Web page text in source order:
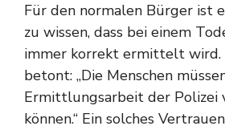
Für den normalen Bürger ist
zu wissen, dass bei einem
immer korrekt ermittelt wird.
betont: „Die Menschen
Ermittlungsarbeit der Polizei
können.“ Ein solches